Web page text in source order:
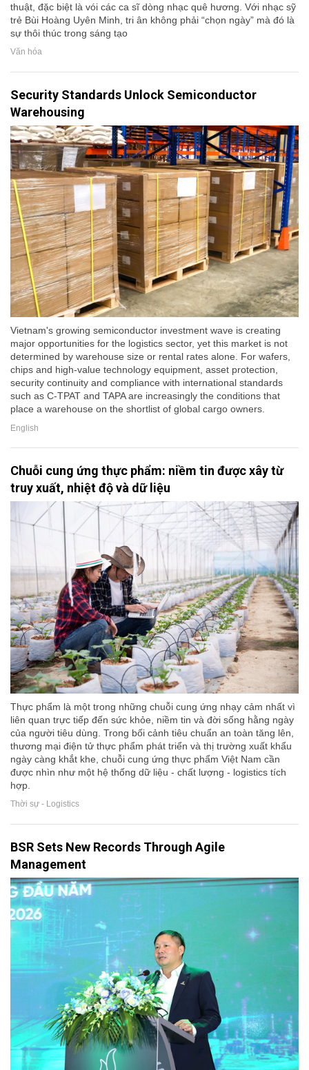
thuật, đặc biệt là vói các ca sĩ dòng nhạc quê hương. Với nhạc sỹ
trẻ Bùi Hoàng Uyên Minh, tri ân không phải “chọn ngày” mà đó là
sự thôi thúc trong sáng tạo
Văn hóa
Security Standards Unlock Semiconductor
Warehousing
Vietnam's growing semiconductor investment wave is creating
major opportunities for the logistics sector, yet this market is not
determined by warehouse size or rental rates alone. For wafers,
chips and high-value technology equipment, asset protection,
security continuity and compliance with international standards
such as C-TPAT and TAPA are increasingly the conditions that
place a warehouse on the shortlist of global cargo owners.
English
Chuỗi cung ứng thực phẩm: niềm tin được xây từ
truy xuất, nhiệt độ và dữ liệu
Thực phẩm là một trong những chuỗi cung ứng nhạy cảm nhất vì
liên quan trực tiếp đến sức khỏe, niềm tin và đời sống hằng ngày
của người tiêu dùng. Trong bối cảnh tiêu chuẩn an toàn tăng lên,
thương mại điện tử thực phẩm phát triển và thị trường xuất khẩu
ngày càng khắt khe, chuỗi cung ứng thực phẩm Việt Nam cần
được nhìn như một hệ thống dữ liệu - chất lượng - logistics tích
hợp.
Thời sự - Logistics
BSR Sets New Records Through Agile
Management